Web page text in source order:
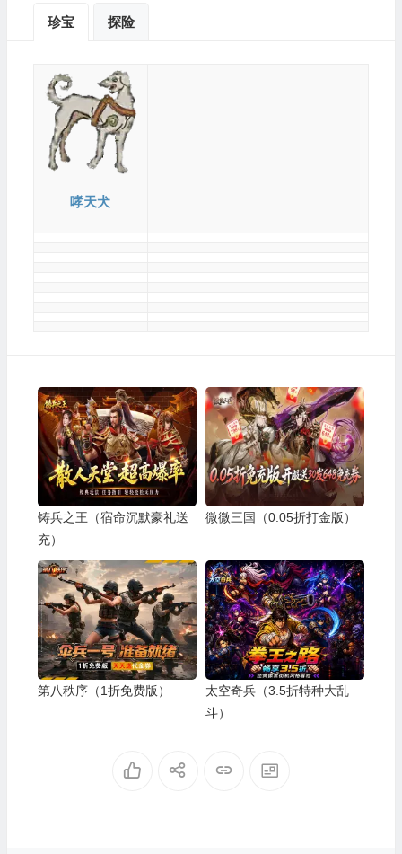
珍宝 探险
哮天犬
铸兵之王（宿命沉默豪礼送
充）
微微三国（0.05折打金版）
第八秩序（1折免费版）
太空奇兵（3.5折特种大乱
斗）